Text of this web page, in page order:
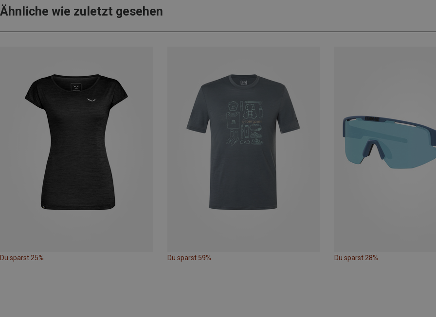
Ähnliche wie zuletzt gesehen
Du sparst 25% Du sparst 59% Du sparst 28%